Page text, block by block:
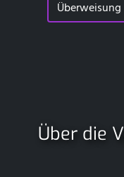
Überweisung
Über die